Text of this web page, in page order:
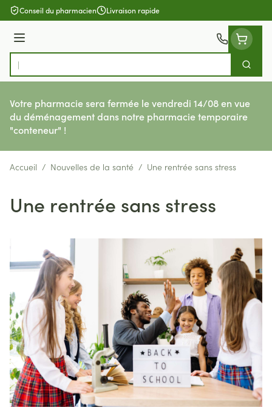
Aller au contenu
Conseil du pharmacien Livraison rapide
Menu
Rechercher
Votre pharmacie sera fermée le vendredi 14/08 en vue
du déménagement dans notre pharmacie temporaire
"conteneur" !
Accueil / Nouvelles de la santé / Une rentrée sans stress
Une rentrée sans stress